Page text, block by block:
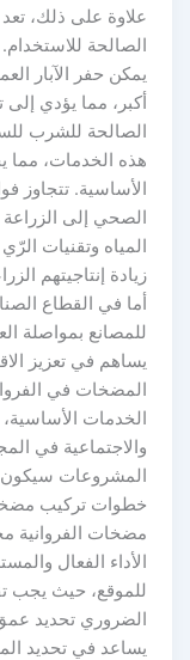
علاوة على ذلك،
الصالحة
يمكن حفر الآبار
أكبر، مما يؤدي
الصالحة للشرب
هذه الخدمات، مما
الأساسية. تتجاوز
الصحي إلى
المياه وتقنيات
زيادة إنتاجيتهم
أما في القطاع
للمصانع بمواصلة
يساهم في تعزيز
المضخات في
الخدمات الأساسية،
والاجتماعية في
المشروعات سيكون
خطوات تركيب
مضخات الفروانية
الأداء الفعال
للموقع، حيث يجب
الضروري تحديد
يساعد في تحديد